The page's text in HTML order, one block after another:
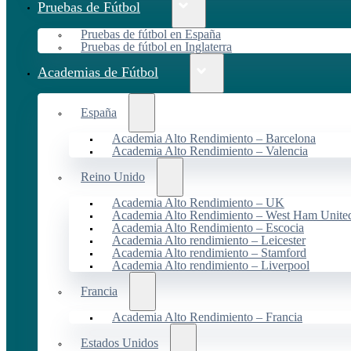
Pruebas de Fútbol
Pruebas de fútbol en España
Pruebas de fútbol en Inglaterra
Academias de Fútbol
España
Academia Alto Rendimiento – Barcelona
Academia Alto Rendimiento – Valencia
Reino Unido
Academia Alto Rendimiento – UK
Academia Alto Rendimiento – West Ham
Academia Alto Rendimiento – Escocia
Academia Alto rendimiento – Leicester
Academia Alto rendimiento – Stamford
Academia Alto rendimiento – Liverpool
Francia
Academia Alto Rendimiento – Francia
Estados Unidos